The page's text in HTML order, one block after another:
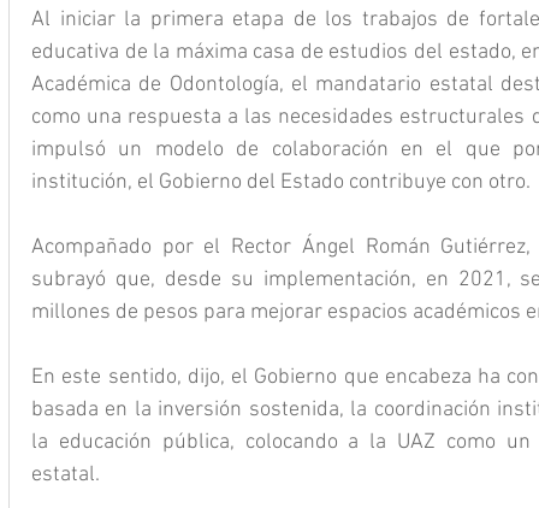
Al iniciar la primera etapa de los trabajos de
educativa de la máxima casa de estudios del estado,
Académica de Odontología, el mandatario estatal
como una respuesta a las necesidades estructurales
impulsó un modelo de colaboración en el que
institución, el Gobierno del Estado contribuye con otro.
Acompañado por el Rector Ángel Román
subrayó que, desde su implementación, en 2021,
millones de pesos para mejorar espacios académicos
En este sentido, dijo, el Gobierno que encabeza ha
basada en la inversión sostenida, la coordinación
la educación pública, colocando a la UAZ como
estatal.